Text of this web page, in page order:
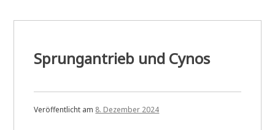
Sprungantrieb und Cynos
Veröffentlicht am 8. Dezember 2024